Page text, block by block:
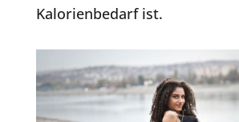
Kalorienbedarf ist.